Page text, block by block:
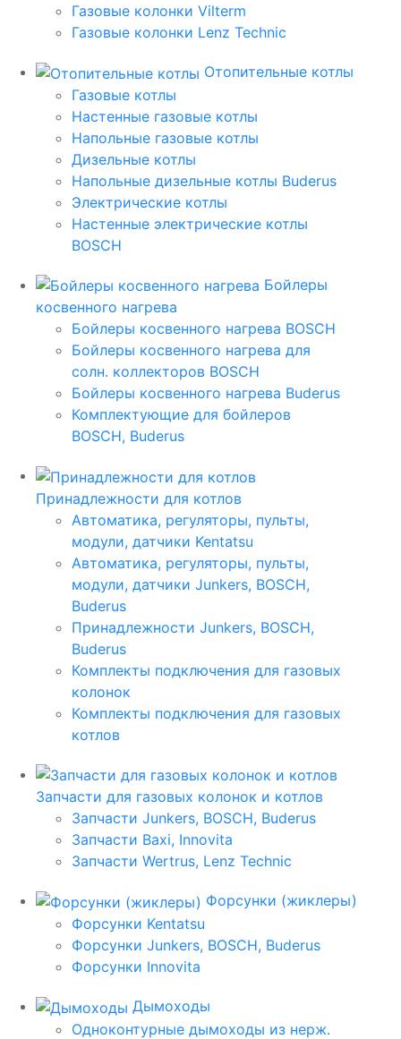
Газовые колонки Vilterm
Газовые колонки Lenz Technic
Отопительные котлы
Газовые котлы
Настенные газовые котлы
Напольные газовые котлы
Дизельные котлы
Напольные дизельные котлы Buderus
Электрические котлы
Настенные электрические котлы
BOSCH
Бойлеры
косвенного нагрева
Бойлеры косвенного нагрева BOSCH
Бойлеры косвенного нагрева для
солн. коллекторов BOSCH
Бойлеры косвенного нагрева Buderus
Комплектующие для бойлеров
BOSCH, Buderus
Принадлежности для котлов
Автоматика, регуляторы, пульты,
модули, датчики Kentatsu
Автоматика, регуляторы, пульты,
модули, датчики Junkers, BOSCH,
Buderus
Принадлежности Junkers, BOSCH,
Buderus
Комплекты подключения для газовых
колонок
Комплекты подключения для газовых
котлов
Запчасти для газовых колонок и котлов
Запчасти Junkers, BOSCH, Buderus
Запчасти Baxi, Innovita
Запчасти Wertrus, Lenz Technic
Форсунки (жиклеры)
Форсунки Kentatsu
Форсунки Junkers, BOSCH, Buderus
Форсунки Innovita
Дымоходы
Одноконтурные дымоходы из нерж.